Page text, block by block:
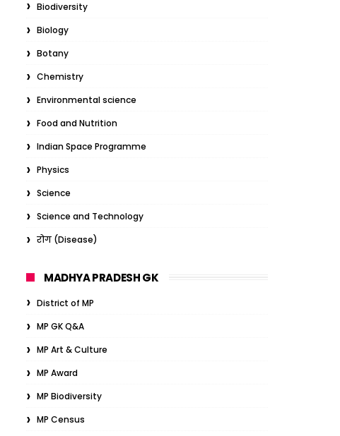
Biodiversity
Biology
Botany
Chemistry
Environmental science
Food and Nutrition
Indian Space Programme
Physics
Science
Science and Technology
रोग (Disease)
MADHYA PRADESH GK
District of MP
MP GK Q&A
MP Art & Culture
MP Award
MP Biodiversity
MP Census